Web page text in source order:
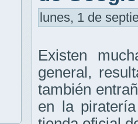
lunes, 1 de
Existen
general,
también
en la